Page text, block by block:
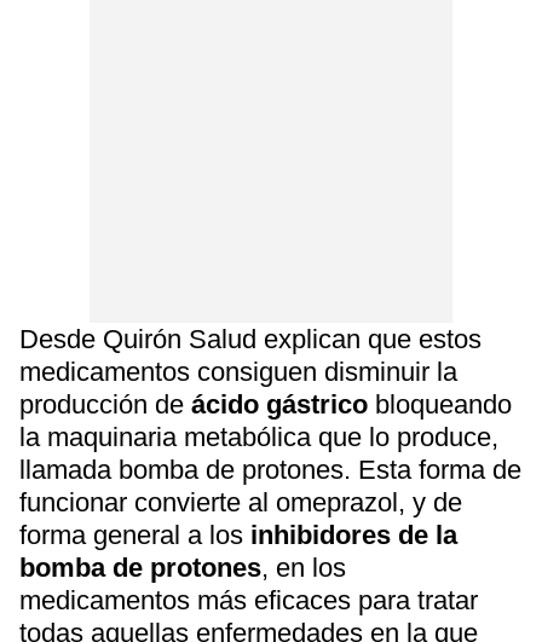
Desde Quirón Salud explican que estos
medicamentos consiguen disminuir la
producción de ácido gástrico bloqueando
la maquinaria metabólica que lo produce,
llamada bomba de protones. Esta forma de
funcionar convierte al omeprazol, y de
forma general a los inhibidores de la
bomba de protones, en los
medicamentos más eficaces para tratar
todas aquellas enfermedades en la que